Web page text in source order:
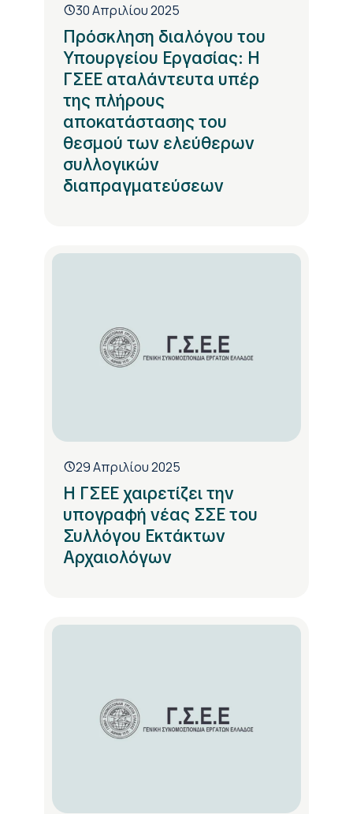
30 Απριλίου 2025
Πρόσκληση διαλόγου του
Υπουργείου Εργασίας: Η
ΓΣΕΕ αταλάντευτα υπέρ
της πλήρους
αποκατάστασης του
θεσμού των ελεύθερων
συλλογικών
διαπραγματεύσεων
29 Απριλίου 2025
Η ΓΣΕΕ χαιρετίζει την
υπογραφή νέας ΣΣΕ του
Συλλόγου Εκτάκτων
Αρχαιολόγων